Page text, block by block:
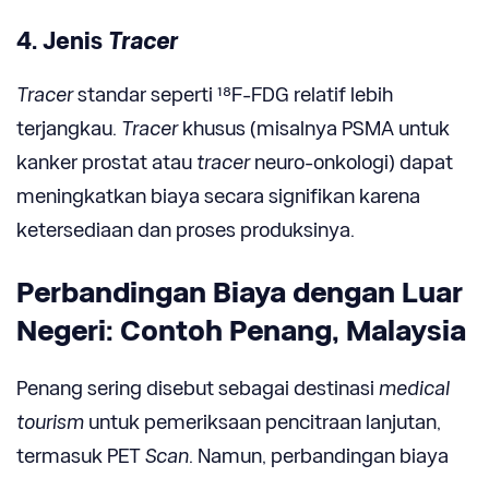
4. Jenis Tracer
Tracerstandar seperti ¹⁸F-FDG relatif lebih
terjangkau. Tracerkhusus (misalnya PSMA untuk
kanker prostat atau tracerneuro-onkologi) dapat
meningkatkan biaya secara signifikan karena
ketersediaan dan proses produksinya.
Perbandingan Biaya dengan Luar
Negeri: Contoh Penang, Malaysia
Penang sering disebut sebagai destinasi medical
tourism untuk pemeriksaan pencitraan lanjutan,
termasuk PETScan. Namun, perbandingan biaya